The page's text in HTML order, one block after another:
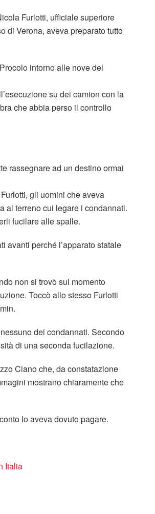
Furlotti, ufficiale superiore
di Verona, aveva preparato tutto
intorno alle nove del
su dei camion con la
che abbia perso il controllo
rassegnare ad un destino ormai
gli uomini che aveva
al terreno cui legare i condannati.
fucilare alle spalle.
avanti perché l’apparato statale
non si trovò sul momento
Toccò allo stesso Furlotti
dei condannati. Secondo
di una seconda fucilazione.
Ciano che, da constatazione
mostrano chiaramente che
lo aveva dovuto pagare.
Italia